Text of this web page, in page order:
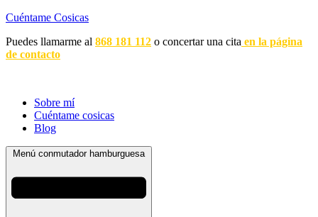
Cuéntame Cosicas
Puedes llamarme al 868 181 112 o concertar una cita en la página
de contacto
Sobre mí
Cuéntame cosicas
Blog
Menú conmutador hamburguesa